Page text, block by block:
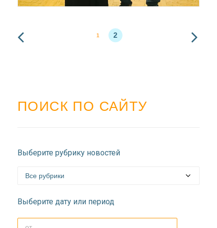
1 2
ПОИСК ПО САЙТУ
Выберите рубрику новостей
Выберите дату или период